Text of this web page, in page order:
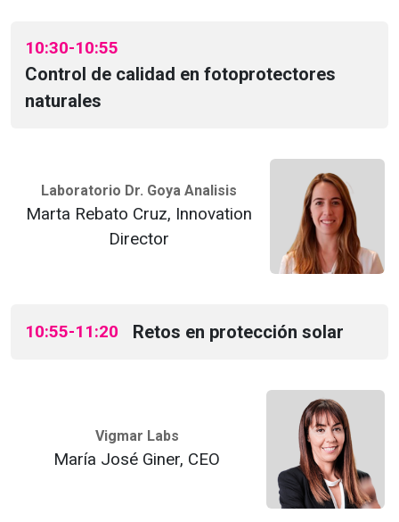
10:30-10:55
Control de calidad en fotoprotectores
naturales
Laboratorio Dr. Goya Analisis
Marta Rebato Cruz, Innovation
Director
10:55-11:20 Retos en protección solar
Vigmar Labs
María José Giner, CEO